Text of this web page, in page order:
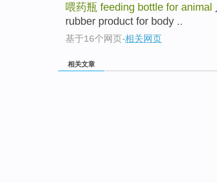
喂药瓶 feeding bottle for animal
rubber product for body ..
基于16个网页-相关网页
相关文章